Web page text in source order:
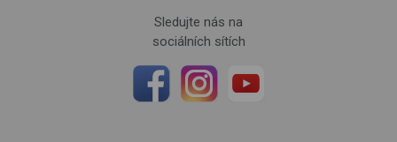
Sledujte nás na
sociálních sítích